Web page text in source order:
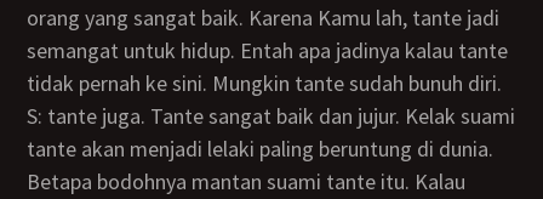
orang yang sangat baik. Karena Kamu lah, tante jadi
semangat untuk hidup. Entah apa jadinya kalau tante
tidak pernah ke sini. Mungkin tante sudah bunuh diri.
S: tante juga. Tante sangat baik dan jujur. Kelak suami
tante akan menjadi lelaki paling beruntung di dunia.
Betapa bodohnya mantan suami tante itu. Kalau